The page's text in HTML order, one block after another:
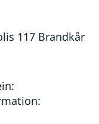
117 Brandkår